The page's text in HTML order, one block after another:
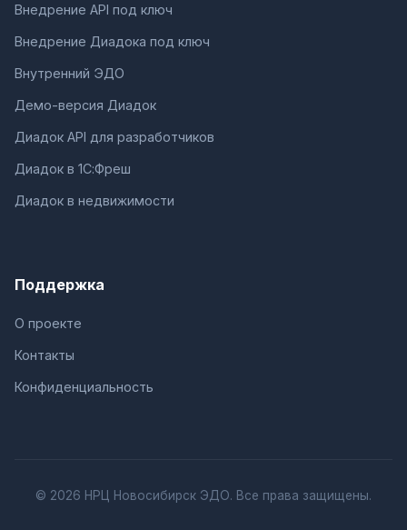
Внедрение API под ключ
Внедрение Диадока под ключ
Внутренний ЭДО
Демо-версия Диадок
Диадок API для разработчиков
Диадок в 1С:Фреш
Диадок в недвижимости
Поддержка
О проекте
Контакты
Конфиденциальность
© 2026 НРЦ Новосибирск ЭДО. Все права защищены.